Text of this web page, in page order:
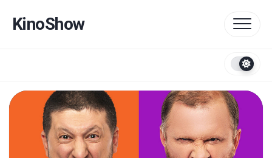
содержанию
KinoShow